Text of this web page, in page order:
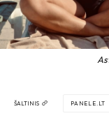
ŠALTINIS PANELE.LT